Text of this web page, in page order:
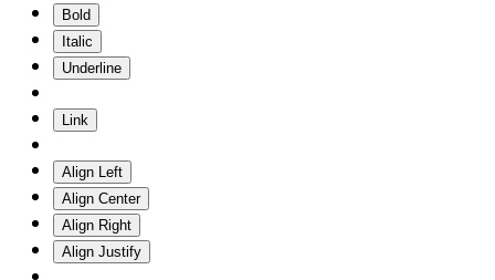
Bold
Italic
Underline
Link
Align Left
Align Center
Align Right
Align Justify